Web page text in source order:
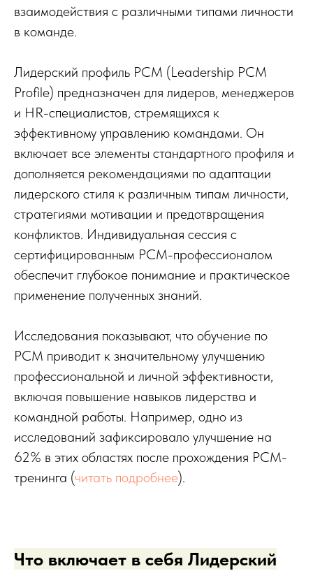
взаимодействия с различными типами личности
в команде.
Лидерский профиль PCM (Leadership PCM
Profile) предназначен для лидеров, менеджеров
и HR-специалистов, стремящихся к
эффективному управлению командами. Он
включает все элементы стандартного профиля и
дополняется рекомендациями по адаптации
лидерского стиля к различным типам личности,
стратегиями мотивации и предотвращения
конфликтов. Индивидуальная сессия с
сертифицированным PCM-профессионалом
обеспечит глубокое понимание и практическое
применение полученных знаний.
Исследования показывают, что обучение по
PCM приводит к значительному улучшению
профессиональной и личной эффективности,
включая повышение навыков лидерства и
командной работы. Например, одно из
исследований зафиксировало улучшение на
62% в этих областях после прохождения PCM-
тренинга (читать подробнее).
Что включает в себя Лидерский